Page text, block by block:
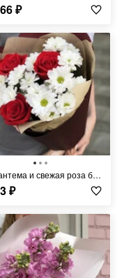
₽
и свежая роза букет
₽